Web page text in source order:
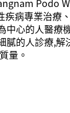
Podo
疾病專業治療
中心的人醫療
膩的人診療,解
量。